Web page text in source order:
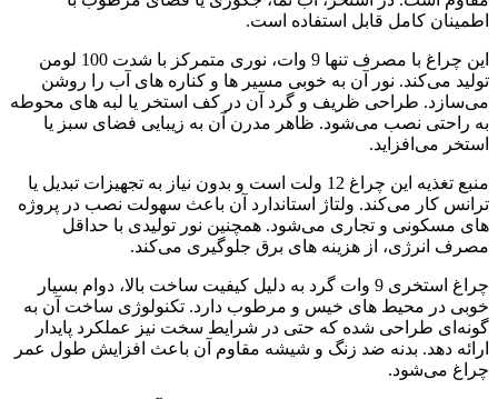
اطمینان کامل قابل استفاده است.
این چراغ با مصرف تنها 9 وات، نوری متمرکز با شدت 100 لومن
تولید می‌کند. نور آن به خوبی مسیر ها و کناره‌ های آب را روشن
می‌سازد. طراحی ظریف و گرد آن در کف استخر یا لبه‌ های محوطه
به راحتی نصب می‌شود. ظاهر مدرن آن به زیبایی فضای سبز یا
استخر می‌افزاید.
منبع تغذیه این چراغ 12 ولت است و بدون نیاز به تجهیزات تبدیل یا
ترانس کار می‌کند. ولتاژ استاندارد آن باعث سهولت نصب در پروژه‌
های مسکونی و تجاری می‌شود. همچنین نور تولیدی با حداقل
مصرف انرژی، از هزینه‌ های برق جلوگیری می‌کند.
چراغ استخری 9 وات گرد به دلیل کیفیت ساخت بالا، دوام بسیار
خوبی در محیط‌ های خیس و مرطوب دارد. تکنولوژی ساخت آن به
گونه‌ای طراحی شده که حتی در شرایط سخت نیز عملکرد پایدار
ارائه دهد. بدنه ضد زنگ و شیشه مقاوم آن باعث افزایش طول عمر
چراغ می‌شود.